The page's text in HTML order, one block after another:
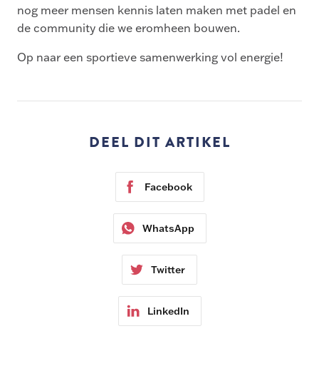
nog meer mensen kennis laten maken met padel en
de community die we eromheen bouwen.
Op naar een sportieve samenwerking vol energie!
DEEL DIT ARTIKEL
Facebook
WhatsApp
Twitter
LinkedIn